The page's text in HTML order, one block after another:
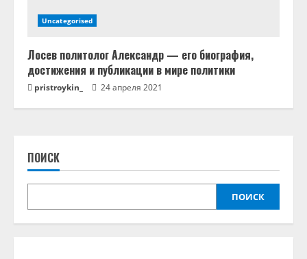
Uncategorised
Лосев политолог Александр — его биография,
достижения и публикации в мире политики
pristroykin_ 24 апреля 2021
ПОИСК
ПОИСК